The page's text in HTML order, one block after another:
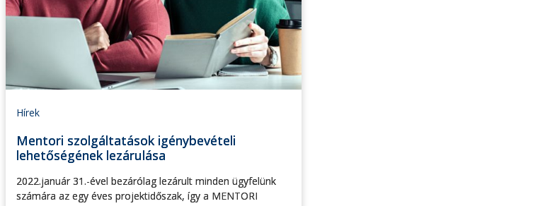
Hírek
Mentori szolgáltatások igénybevételi
lehetőségének lezárulása
2022.január 31.-ével bezárólag lezárult minden ügyfelünk
számára az egy éves projektidőszak, így a MENTORI